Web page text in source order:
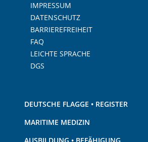
IMPRESSUM
DATENSCHUTZ
BARRIEREFREIHEIT
FAQ
LEICHTE SPRACHE
DGS
DEUTSCHE FLAGGE • REGISTER
MARITIME MEDIZIN